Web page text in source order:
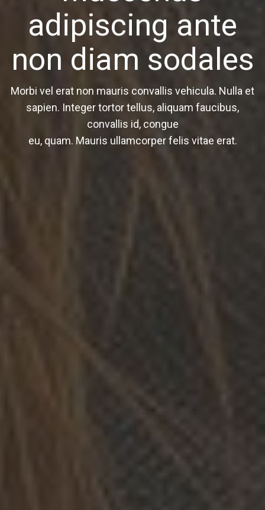
adipiscing ante
non diam sodales
Morbi vel erat non mauris convallis vehicula. Nulla et
sapien. Integer tortor tellus, aliquam faucibus,
convallis id, congue
eu, quam. Mauris ullamcorper felis vitae erat.